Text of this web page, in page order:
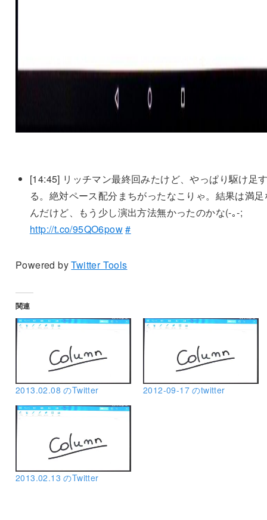
[14:45] リッチマン最終回みたけど、やっぱり駆け足
る。絶対ペース配分まちがったなこりゃ。結果は満足
んだけど、もう少し演出方法無かったのかな(-｡-;
http://t.co/95QO6pow#
Powered byTwitter Tools
関連
2013.02.08 のTwitter 2012-09-17 のtwitter
2013.02.13 のTwitter